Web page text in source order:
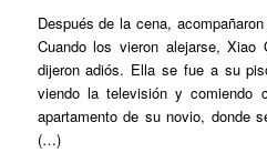
Después de la cena,
Cuando los vieron alejarse,
dijeron adiós. Ella se fue a su
viendo la televisión y comiendo
apartamento de su novio, donde
(…)